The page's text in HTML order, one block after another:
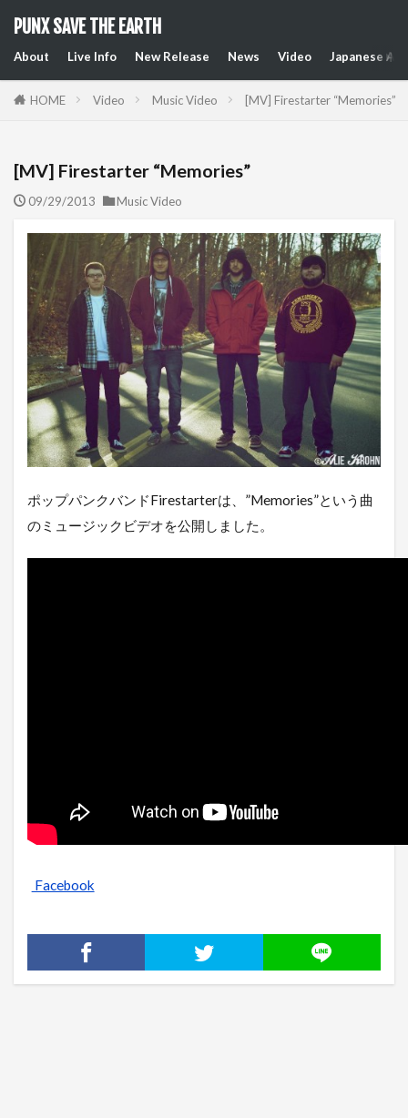
PUNX SAVE THE EARTH
About Live Info New Release News Video Japanese
HOME Video Music Video [MV] Firestarter “Memories”
[MV] Firestarter “Memories”
09/29/2013 Music Video
ポップパンクバンドFirestarterは、”Memories”という曲
のミュージックビデオを公開しました。
Facebook